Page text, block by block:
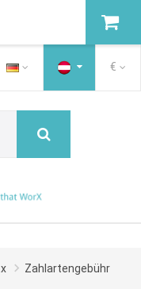
€
Zahlartengebühr